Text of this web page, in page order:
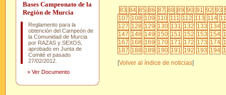
Bases Campeonato de la
Región de Murcia
Reglamento para la
obtención del Campeón de
la Comunidad de Murcia
por RAZAS y SEXOS,
aprobado en Junta de
Comité el pasado
27/02/2012.
» Ver Documento
83 84 85 86 87 88 89 90 91 92 93
107 108 109 110 111 112 113 114
127 128 129 130 131 132 133 134
147 148 149 150 151 152 153 154
167 168 169 170 171 172 173 174
187 188 189 190 191 192 193 194
[Volver al índice de noticias]